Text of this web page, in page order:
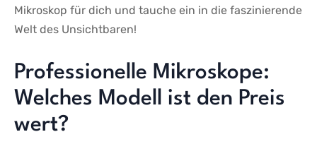
Mikroskop für​ dich ⁤und tauche ein in die faszinierende⁤
Welt des Unsichtbaren!
Professionelle Mikroskope:
Welches Modell ist‍ den Preis
wert?